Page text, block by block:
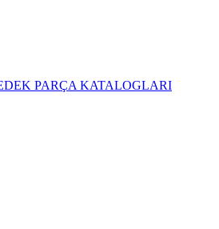
PARÇA KATALOGLARI